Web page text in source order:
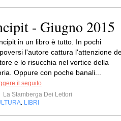
- Giugno 2015
in un libro è tutto. In pochi
l'autore cattura l'attenzione
e lo risucchia nel vortice della
Oppure con poche banali...
il seguito
La Stamberga Dei Lettori
LIBRI